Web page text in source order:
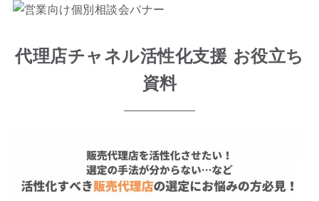
代理店チャネル活性化支援 お役立ち
資料